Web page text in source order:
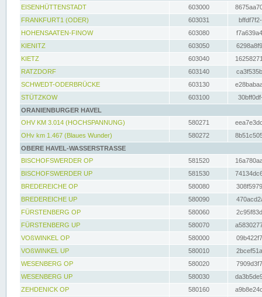
EISENHÜTTENSTADT
603000
FRANKFURT1 (ODER)
603031
HOHENSAATEN-FINOW
603080
KIENITZ
603050
KIETZ
603040
RATZDORF
603140
SCHWEDT-ODERBRÜCKE
603130
STÜTZKOW
603100
ORANIENBURGER HAVEL
OHV KM 3.014 (HOCHSPANNUNG)
580271
OHv km 1.467 (Blaues Wunder)
580272
OBERE HAVEL-WASSERSTRASSE
BISCHOFSWERDER OP
581520
BISCHOFSWERDER UP
581530
BREDEREICHE OP
580080
BREDEREICHE UP
580090
FÜRSTENBERG OP
580060
FÜRSTENBERG UP
580070
VOßWINKEL OP
580000
VOßWINKEL UP
580010
WESENBERG OP
580020
WESENBERG UP
580030
ZEHDENICK OP
580160